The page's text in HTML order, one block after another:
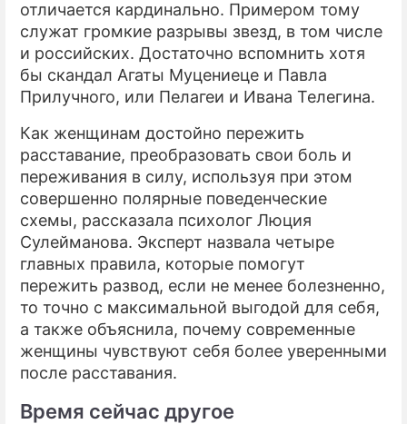
ПРЕСС-РЕЛИЗЫ
О ПРОЕКТЕ
отличается кардинально. Примером тому
служат громкие разрывы звезд, в том числе
и российских. Достаточно вспомнить хотя
бы скандал Агаты Муцениеце и Павла
Прилучного, или Пелагеи и Ивана Телегина.
Как женщинам достойно пережить
расставание, преобразовать свои боль и
переживания в силу, используя при этом
совершенно полярные поведенческие
схемы, рассказала психолог Люция
Сулейманова. Эксперт назвала четыре
главных правила, которые помогут
пережить развод, если не менее болезненно,
то точно с максимальной выгодой для себя,
а также объяснила, почему современные
женщины чувствуют себя более уверенными
после расставания.
Время сейчас другое